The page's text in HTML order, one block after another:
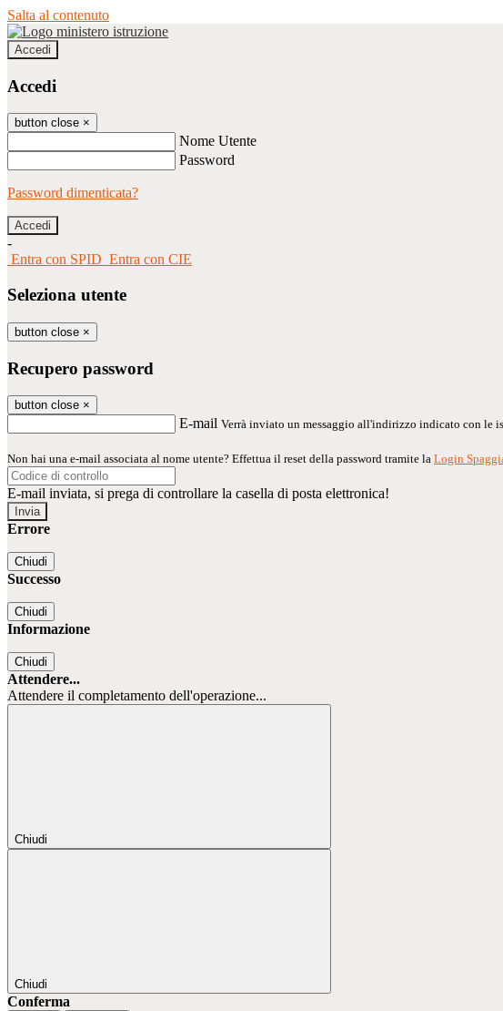
Salta al contenuto
Accedi
Accedi
button close ×
Nome Utente
Password
Password dimenticata?
-
Entra con SPID Entra con CIE
Seleziona utente
button close ×
Recupero password
button close ×
E-mail Verrà inviato un messaggio all'indirizzo indicato con le
Non hai una e-mail associata al nome utente? Effettua il reset della password tramite la Login
E-mail inviata, si prega di controllare la casella di posta elettronica!
Errore
Chiudi
Successo
Chiudi
Informazione
Chiudi
Attendere...
Attendere il completamento dell'operazione...
Chiudi
Chiudi
Conferma